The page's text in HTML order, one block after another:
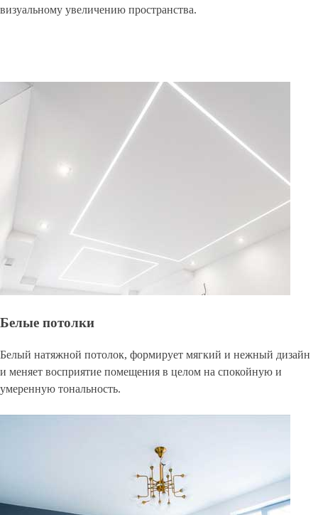
визуальному увеличению пространства.
Белые потолки
Белый натяжной потолок, формирует мягкий и нежный дизайн
и меняет восприятие помещения в целом на спокойную и
умеренную тональность.